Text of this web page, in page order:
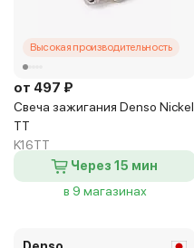
Высокая производительность
от 497 ₽
Свеча зажигания Denso Nickel
TT
K16TT
Через 15 мин
в 9 магазинах